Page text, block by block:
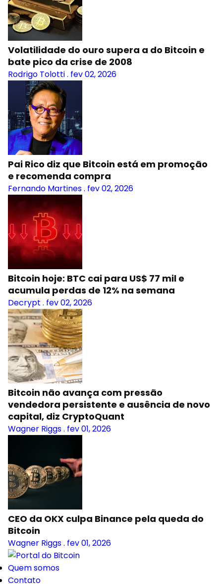
Volatilidade do ouro supera a do Bitcoin e
bate pico da crise de 2008
Rodrigo Tolotti. fev 02, 2026
Pai Rico diz que Bitcoin está em promoção
e recomenda compra
Fernando Martines. fev 02, 2026
Bitcoin hoje: BTC cai para US$ 77 mil e
acumula perdas de 12% na semana
Decrypt . fev 02, 2026
Bitcoin não avança com pressão
vendedora persistente e ausência de novo
capital, diz CryptoQuant
Wagner Riggs. fev 01, 2026
CEO da OKX culpa Binance pela queda do
Bitcoin
Wagner Riggs. fev 01, 2026
Quem somos
Contato